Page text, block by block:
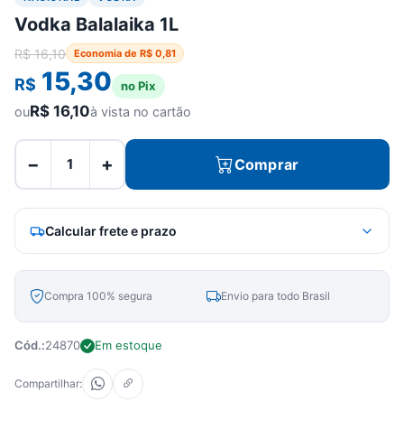
Vodka Balalaika 1L
R$16,10 Economia de R$ 0,81
R$ 15,30 no Pix
ouR$ 16,10à vista no cartão
− + Comprar
Calcular frete e prazo
Compra 100% segura Envio para todo Brasil
Cód.:24870 Em estoque
Compartilhar: